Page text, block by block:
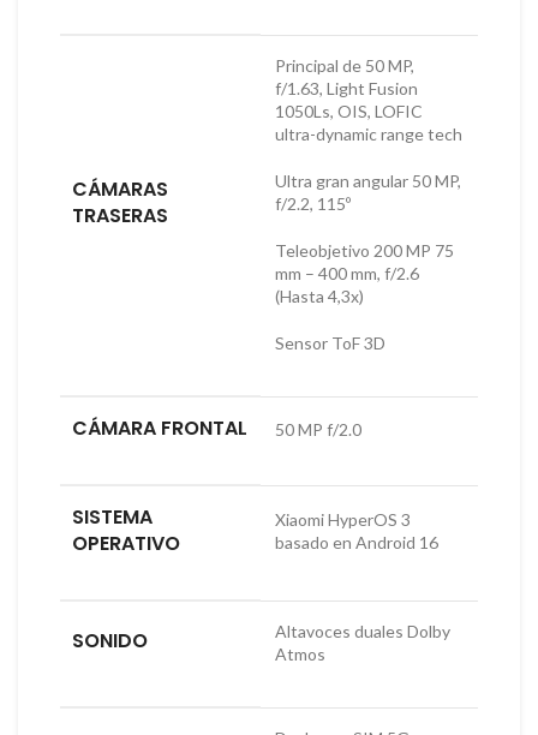
CÁMARAS
TRASERAS
Principal de 50 MP,
f/1.63, Light Fusion
1050Ls, OIS, LOFIC
ultra-dynamic range tech
Ultra gran angular 50 MP,
f/2.2, 115º
Teleobjetivo 200 MP 75
mm – 400 mm, f/2.6
(Hasta 4,3x)
Sensor ToF 3D
CÁMARA FRONTAL 50 MP f/2.0
SISTEMA
OPERATIVO
Xiaomi HyperOS 3
basado en Android 16
SONIDO
Altavoces duales Dolby
Atmos